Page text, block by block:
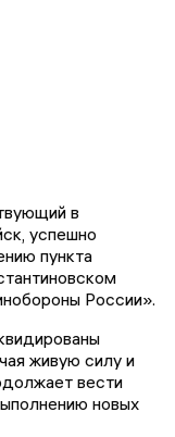
в
успешно
пункта
России».
живую силу и
вести
новых